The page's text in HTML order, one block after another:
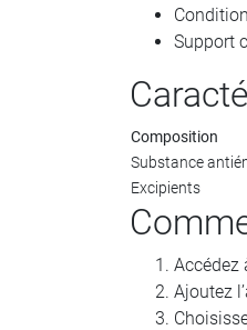
Support
Composition
Substance
Excipients
Accédez
Ajoutez